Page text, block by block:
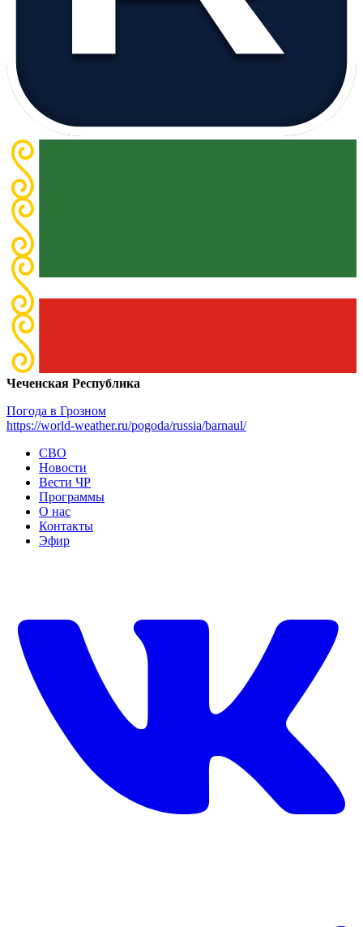
Чеченская Республика
Погода в Грозном
https://world-weather.ru/pogoda/russia/barnaul/
СВО
Новости
Вести ЧР
Программы
О нас
Контакты
Эфир